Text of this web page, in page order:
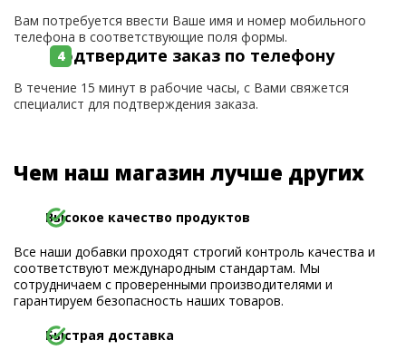
Вам потребуется ввести Ваше имя и номер мобильного
телефона в соответствующие поля формы.
Подтвердите заказ по телефону
В течение 15 минут в рабочие часы, с Вами свяжется
специалист для подтверждения заказа.
Чем наш магазин лучше других
Высокое качество продуктов
Все наши добавки проходят строгий контроль качества и
соответствуют международным стандартам. Мы
сотрудничаем с проверенными производителями и
гарантируем безопасность наших товаров.
Быстрая доставка